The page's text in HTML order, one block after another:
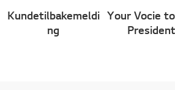
Kundetilbakemeldi
ng
Your Vocie
President